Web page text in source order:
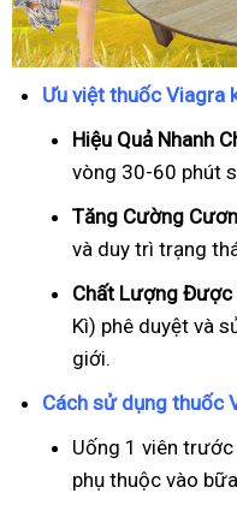
Ưu việt thuốc Viagra
Hiệu Quả Nhanh
vòng 30-60 phút
Tăng Cường
và duy trì trạng
Chất Lượng Được
Kì) phê duyệt và
giới.
Cách sử dụng thuốc
Uống 1 viên
phụ thuộc vào